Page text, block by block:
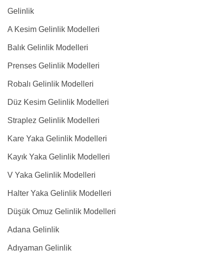
Gelinlik
A Kesim Gelinlik Modelleri
Balık Gelinlik Modelleri
Prenses Gelinlik Modelleri
Robalı Gelinlik Modelleri
Düz Kesim Gelinlik Modelleri
Straplez Gelinlik Modelleri
Kare Yaka Gelinlik Modelleri
Kayık Yaka Gelinlik Modelleri
V Yaka Gelinlik Modelleri
Halter Yaka Gelinlik Modelleri
Düşük Omuz Gelinlik Modelleri
Adana Gelinlik
Adıyaman Gelinlik